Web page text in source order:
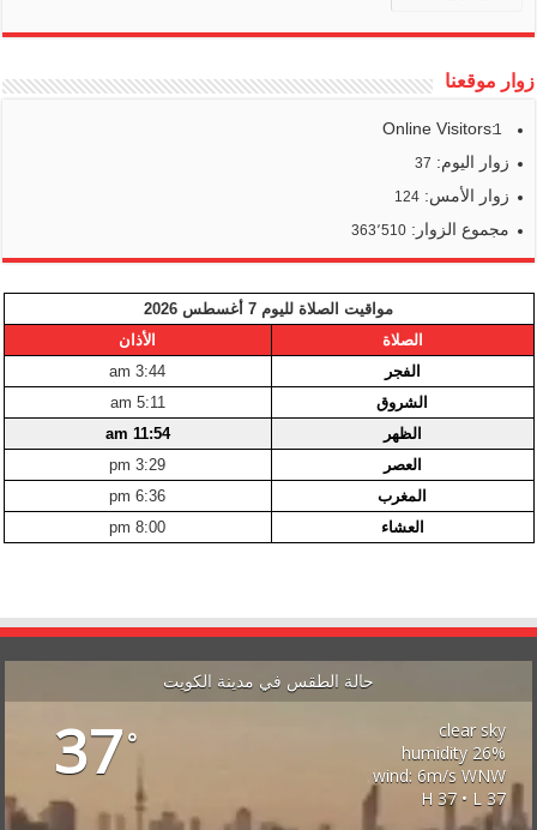
زوار موقعنا
Online Visitors:
1
زوار اليوم: 37
زوار الأمس:124
مجموع الزوار:363٬510
مواقيت الصلاة لليوم 7 أغسطس 2026
الصلاة
الأذان
الفجر
3:44 am
الشروق
5:11 am
الظهر
11:54 am
العصر
3:29 pm
المغرب
6:36 pm
العشاء
8:00 pm
حالة الطقس في مدينة الكويت
37°
clear sky
26% humidity
wind: 6m/s WNW
H 37 • L 37